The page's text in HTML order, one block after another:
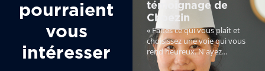
pourraient
vous
intéresser
témoignage de
Choezin
« Faites ce qui vous plaît et
choisissez une voie qui vous
rend heureux. N'ayez...